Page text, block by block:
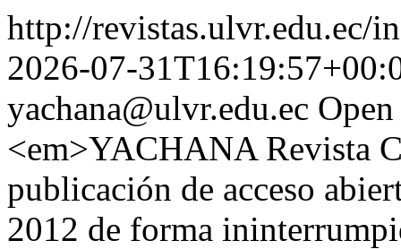
http://revistas.ulvr.edu.ec/
2026-07-
yachana@ulvr.edu.ec
<em>YACHANA Revista
publicación de acceso
2012 de forma